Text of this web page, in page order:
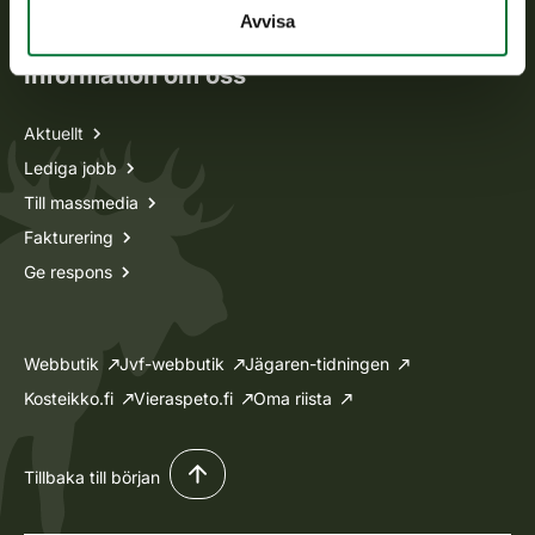
Avvisa
Information om oss
Aktuellt
Lediga jobb
Till massmedia
Fakturering
Ge respons
Webbutik Jvf-webbutik
Jägaren-tidningen
Kosteikko.fi
Vieraspeto.fi Oma riista
Tillbaka till början